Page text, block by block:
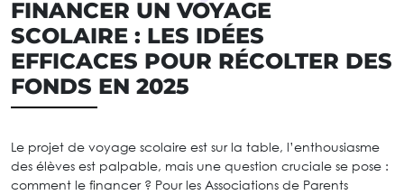
FINANCER UN VOYAGE
SCOLAIRE : LES IDÉES
EFFICACES POUR RÉCOLTER DES
FONDS EN 2025
Le projet de voyage scolaire est sur la table, l’enthousiasme
des élèves est palpable, mais une question cruciale se pose :
comment le financer ? Pour les Associations de Parents